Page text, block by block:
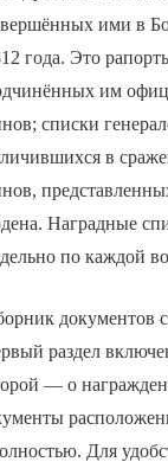
ими в
года. Это
им
списки
в
Наградные
по каждой
документов
раздел
— о
Для